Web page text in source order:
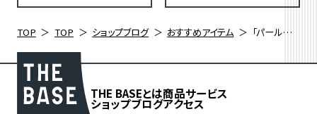
TOP TOP ショップブログ おすすめアイテム 「パールイズミ コールドシェイド アームカバー＆レッグカバー」で絶対に焼かない夏に！
THE BASEとは商品サービス
ショップブログアクセス